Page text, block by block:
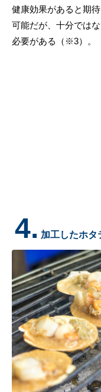
健康効果があると期
可能だが、十分では
必要がある（※3）。
4. 加工したホタ